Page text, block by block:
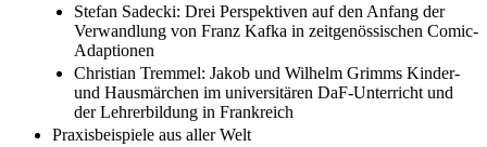
Stefan Sadecki: Drei Perspektiven auf den Anfang der
Verwandlung von Franz Kafka in zeitgenössischen Comic-
Adaptionen
Christian Tremmel: Jakob und Wilhelm Grimms Kinder-
und Hausmärchen im universitären DaF-Unterricht und
der Lehrerbildung in Frankreich
Praxisbeispiele aus aller Welt